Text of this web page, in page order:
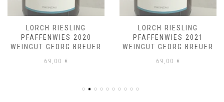
LORCH RIESLING
PFAFFENWIES 2020
WEINGUT GEORG BREUER
69,00 €
LORCH RIESLING
PFAFFENWIES 2021
WEINGUT GEORG BREUER
69,00 €